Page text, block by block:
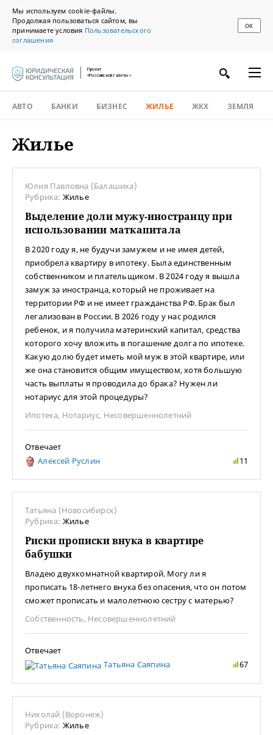
Мы используем cookie-файлы.
Продолжая пользоваться сайтом, вы
принимаете условия Пользовательского
соглашения
ОК
Проект
«Российской газеты»
АВТО БАНКИ БИЗНЕС ЖИЛЬЕ ЖКХ ЗЕМЛЯ
Жилье
Юлия Павловна (Балашиха)
Рубрика: Жилье
Выделение доли мужу-иностранцу при
использовании маткапитала
В 2020 году я, не будучи замужем и не имея детей,
приобрела квартиру в ипотеку. Была единственным
собственником и плательщиком. В 2024 году я вышла
замуж за иностранца, который не проживает на
территории РФ и не имеет гражданства РФ. Брак был
легализован в России. В 2026 году у нас родился
ребенок, и я получила материнский капитал, средства
которого хочу вложить в погашение долга по ипотеке.
Какую долю будет иметь мой муж в этой квартире, или
же она становится общим имуществом, хотя большую
часть выплаты я проводила до брака? Нужен ли
нотариус для этой процедуры?
Ипотека, Нотариус, Несовершеннолетний
Отвечает
Алексей Руслин
11
Татьяна (Новосибирск)
Рубрика: Жилье
Риски прописки внука в квартире
бабушки
Владею двухкомнатной квартирой. Могу ли я
прописать 18-летнего внука без опасения, что он потом
сможет прописать и малолетнюю сестру с матерью?
Собственность, Несовершеннолетний
Отвечает
Татьяна Саяпина
67
Николай (Воронеж)
Рубрика: Жилье